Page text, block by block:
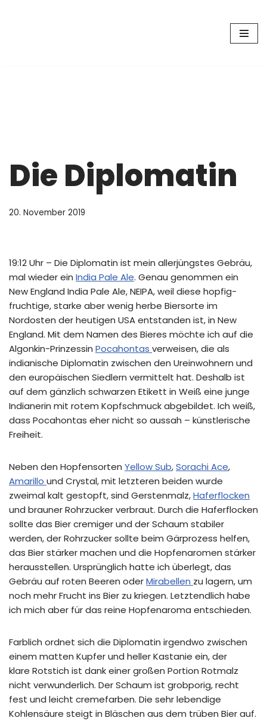
Die Diplomatin
20. November 2019
19:12 Uhr – Die Diplomatin ist mein allerjüngstes Gebräu,
mal wieder ein India Pale Ale. Genau genommen ein
New England India Pale Ale, NEIPA, weil diese hopfig-
fruchtige, starke aber wenig herbe Biersorte im
Nordosten der heutigen USA entstanden ist, in New
England. Mit dem Namen des Bieres möchte ich auf die
Algonkin-Prinzessin Pocahontas verweisen, die als
indianische Diplomatin zwischen den Ureinwohnern und
den europäischen Siedlern vermittelt hat. Deshalb ist
auf dem gänzlich schwarzen Etikett in Weiß eine junge
Indianerin mit rotem Kopfschmuck abgebildet. Ich weiß,
dass Pocahontas eher nicht so aussah – künstlerische
Freiheit.
Neben den Hopfensorten Yellow Sub,Sorachi Ace,
Amarillo und Crystal, mit letzteren beiden wurde
zweimal kalt gestopft, sind Gerstenmalz,Haferflocken
und brauner Rohrzucker verbraut. Durch die Haferflocken
sollte das Bier cremiger und der Schaum stabiler
werden, der Rohrzucker sollte beim Gärprozess helfen,
das Bier stärker machen und die Hopfenaromen stärker
herausstellen. Ursprünglich hatte ich überlegt, das
Gebräu auf roten Beeren oderMirabellen zu lagern, um
noch mehr Frucht ins Bier zu kriegen. Letztendlich habe
ich mich aber für das reine Hopfenaroma entschieden.
Farblich ordnet sich die Diplomatin irgendwo zwischen
einem matten Kupfer und heller Kastanie ein, der
klare Rotstich ist dank einer großen Portion Rotmalz
nicht verwunderlich. Der Schaum ist grobporig, recht
fest und leicht cremefarben. Die sehr lebendige
Kohlensäure steigt in Bläschen aus dem trüben Bier auf.